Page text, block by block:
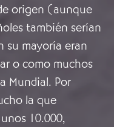
origen (aunque
también serían
su mayoría eran
o como muchos
Mundial. Por
la que
10.000,